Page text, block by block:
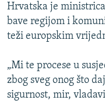
Hrvatska je
bave regijom i
teži europskim
„Mi te procese u
zbog sveg onog što
sigurnost, mir,